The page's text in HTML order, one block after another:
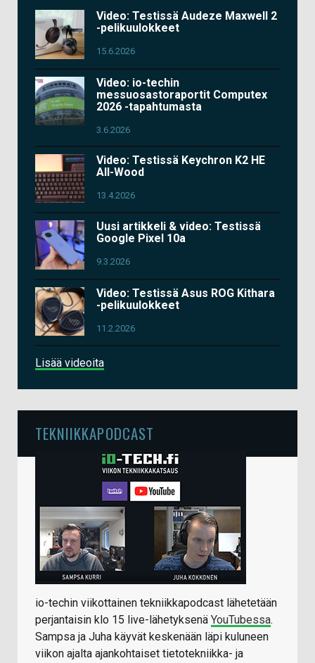
Video: Testissä Audeze Maxwell 2
-pelikuulokkeet
15.6.2026
Video: io-techin
messuosastoraportit Computex
2026 -tapahtumasta
3.6.2026
Video: Testissä Keychron K2 HE
All-Wood
13.4.2026
Uusi artikkeli & video: Testissä
Google Pixel 10a
9.3.2026
Video: Testissä Asus ROG Kithara
-pelikuulokkeet
11.2.2026
Lisää videoita
TEKNIIKKAPODCAST
io-techin viikottainen tekniikkapodcast lähetetään
perjantaisin klo 15 live-lähetyksenä YouTubessa.
Sampsa ja Juha käyvät keskenään läpi kuluneen
viikon ajalta ajankohtaiset tietotekniikka- ja